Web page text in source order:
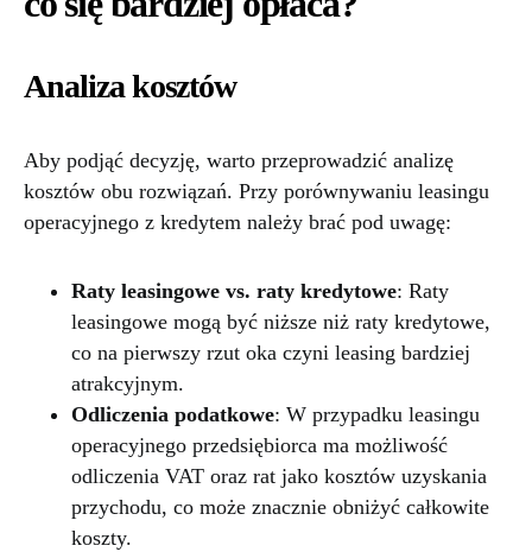
Analiza kosztów
Aby podjąć decyzję, warto przeprowadzić analizę
kosztów obu rozwiązań. Przy porównywaniu leasingu
operacyjnego z kredytem należy brać pod uwagę:
Raty leasingowe vs. raty kredytowe: Raty
leasingowe mogą być niższe niż raty kredytowe,
co na pierwszy rzut oka czyni leasing bardziej
atrakcyjnym.
Odliczenia podatkowe: W przypadku leasingu
operacyjnego przedsiębiorca ma możliwość
odliczenia VAT oraz rat jako kosztów uzyskania
przychodu, co może znacznie obniżyć całkowite
koszty.